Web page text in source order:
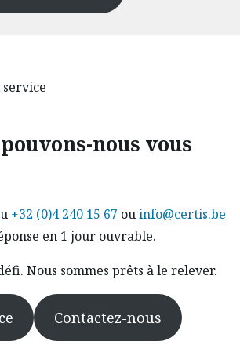
nous vous
+32 (0)4 240 15 67 ouinfo@certis.be
en 1 jour ouvrable.
Nous sommes prêts à le relever.
Contactez-nous